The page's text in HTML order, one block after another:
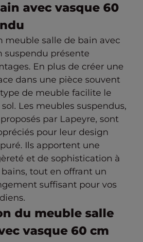
avec vasque 60
meuble salle de bain avec
suspendu présente
En plus de créer une
dans une pièce souvent
de meuble facilite le
Les meubles suspendus,
par Lapeyre, sont
pour leur design
Ils apportent une
et de sophistication à
tout en offrant un
suffisant pour vos
du meuble salle
vasque 60 cm